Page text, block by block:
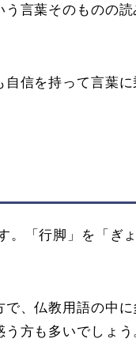
言葉そのものの
信を持って言葉
。「行脚」を「ぎ
、仏教用語の中
方も多いでしょう